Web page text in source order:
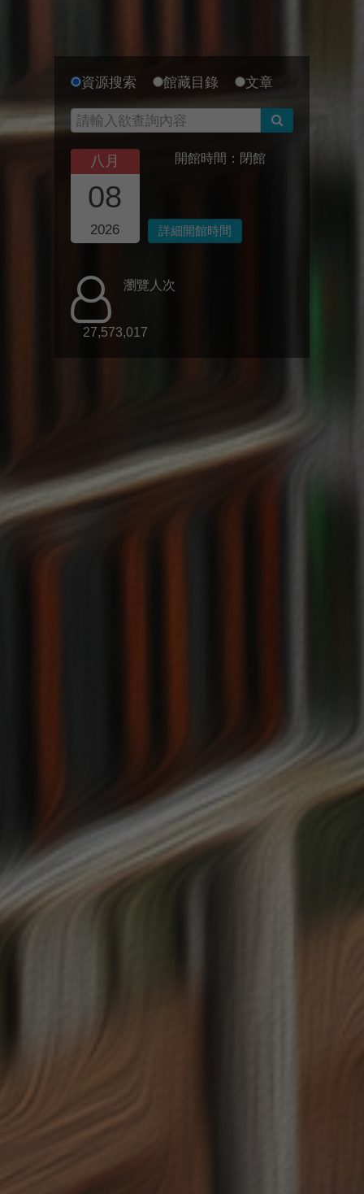
資源搜索 館藏目錄 文章
八月
08
2026
開館時間：閉館
詳細開館時間
瀏覽人次
27,573,017